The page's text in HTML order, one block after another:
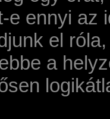
e ennyi az
el
a